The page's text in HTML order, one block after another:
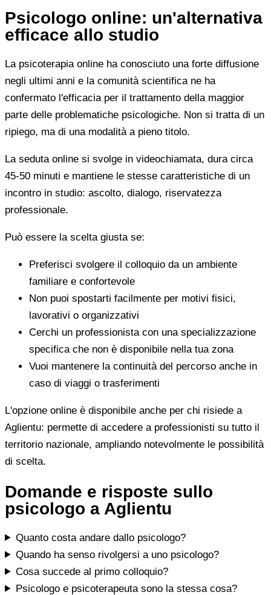
Psicologo online: un'alternativa
efficace allo studio
La psicoterapia online ha conosciuto una forte diffusione
negli ultimi anni e la comunità scientifica ne ha
confermato l'efficacia per il trattamento della maggior
parte delle problematiche psicologiche. Non si tratta di un
ripiego, ma di una modalità a pieno titolo.
La seduta online si svolge in videochiamata, dura circa
45-50 minuti e mantiene le stesse caratteristiche di un
incontro in studio: ascolto, dialogo, riservatezza
professionale.
Può essere la scelta giusta se:
Preferisci svolgere il colloquio da un ambiente
familiare e confortevole
Non puoi spostarti facilmente per motivi fisici,
lavorativi o organizzativi
Cerchi un professionista con una specializzazione
specifica che non è disponibile nella tua zona
Vuoi mantenere la continuità del percorso anche in
caso di viaggi o trasferimenti
L'opzione online è disponibile anche per chi risiede a
Aglientu: permette di accedere a professionisti su tutto il
territorio nazionale, ampliando notevolmente le possibilità
di scelta.
Domande e risposte sullo
psicologo a Aglientu
Quanto costa andare dallo psicologo?
Quando ha senso rivolgersi a uno psicologo?
Cosa succede al primo colloquio?
Psicologo e psicoterapeuta sono la stessa cosa?